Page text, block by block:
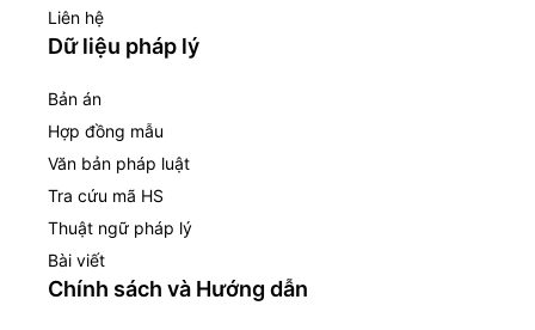
Liên hệ
Dữ liệu pháp lý
Bản án
Hợp đồng mẫu
Văn bản pháp luật
Tra cứu mã HS
Thuật ngữ pháp lý
Bài viết
Chính sách và Hướng dẫn